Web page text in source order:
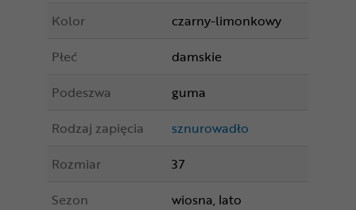
Kolor
czarny-limonkowy
Płeć
damskie
Podeszwa
guma
Rodzaj zapięcia
sznurowadło
Rozmiar
37
Sezon
wiosna, lato